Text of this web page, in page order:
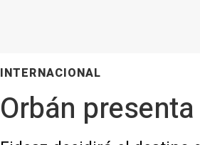
INTERNACIONAL
Orbán